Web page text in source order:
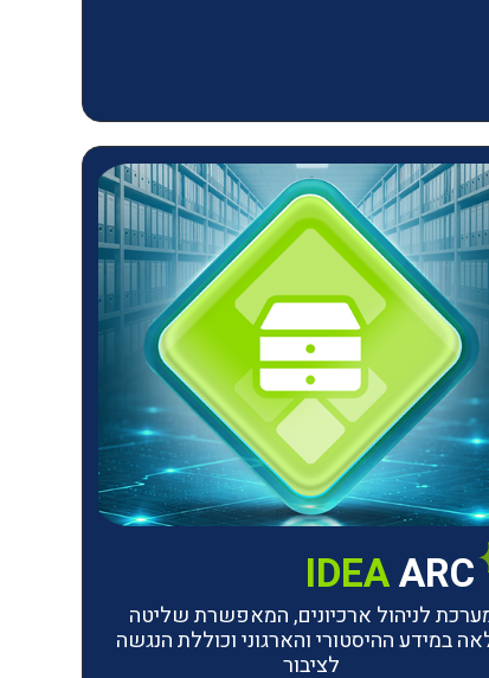
IDEAARC
לניהול ארכיונים, המאפשרת שליטה
במידע ההיסטורי והארגוני וכוללת הנגשה
לציבור